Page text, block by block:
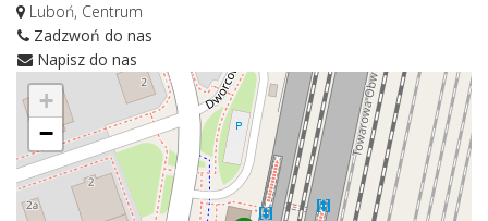
Luboń, Centrum
Zadzwoń do nas
Napisz do nas
+
−